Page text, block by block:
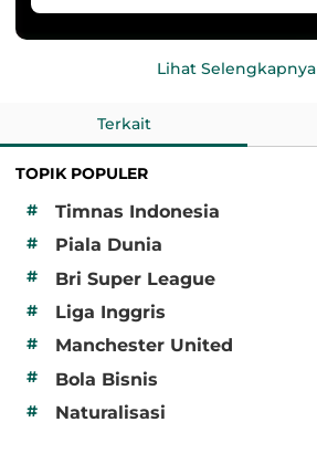
Lihat Selengkapnya
Terkait
TOPIK POPULER
#
Timnas Indonesia
# Piala Dunia
# Bri Super League
# Liga Inggris
# Manchester United
# Bola Bisnis
# Naturalisasi